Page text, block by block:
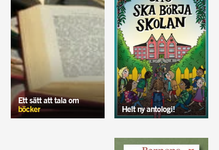
Ett sätt att tala om
böcker
Helt ny antologi!